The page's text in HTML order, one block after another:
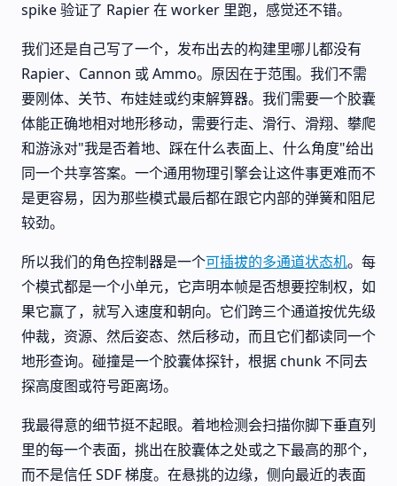
spike 验证了 Rapier 在 worker 里跑，感觉还不错。
我们还是自己写了一个，发布出去的构建里哪儿都没有
Rapier、Cannon 或 Ammo。原因在于范围。我们不需
要刚体、关节、布娃娃或约束解算器。我们需要一个胶囊
体能正确地相对地形移动，需要行走、滑行、滑翔、攀爬
和游泳对"我是否着地、踩在什么表面上、什么角度"给出
同一个共享答案。一个通用物理引擎会让这件事更难而不
是更容易，因为那些模式最后都在跟它内部的弹簧和阻尼
较劲。
所以我们的角色控制器是一个可插拔的多通道状态机。每
个模式都是一个小单元，它声明本帧是否想要控制权，如
果它赢了，就写入速度和朝向。它们跨三个通道按优先级
仲裁，资源、然后姿态、然后移动，而且它们都读同一个
地形查询。碰撞是一个胶囊体探针，根据 chunk 不同去
探高度图或符号距离场。
我最得意的细节挺不起眼。着地检测会扫描你脚下垂直列
里的每一个表面，挑出在胶囊体之处或之下最高的那个，
而不是信任 SDF 梯度。在悬挑的边缘，侧向最近的表面